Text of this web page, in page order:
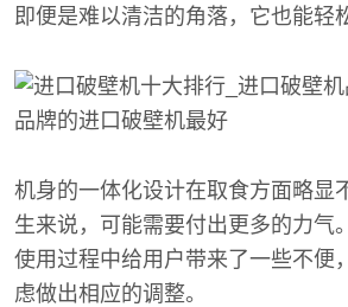
即便是难以清洁的角落，它也能轻
机身的一体化设计在取食方面略显
生来说，可能需要付出更多的力气
使用过程中给用户带来了一些不便
虑做出相应的调整。